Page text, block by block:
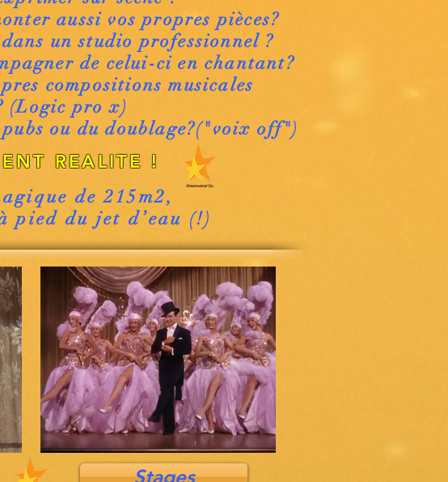
aussi vos propres pièces?
un studio professionnel ?
de celui-ci en chantant?
compositions musicales
(Logic pro x)
ou du doublage?("voix off")
REALITE !
de 215m2,
pied du jet d’eau (!)
Stages